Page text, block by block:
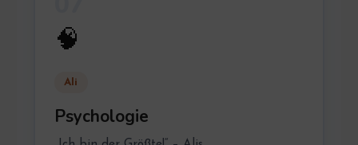
🧠
Ali
Psychologie